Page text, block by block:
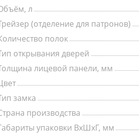
л
(отделение для патронов)
полок
открывания дверей
лицевой панели, мм
замка
производства
упаковки ВхШхГ, мм